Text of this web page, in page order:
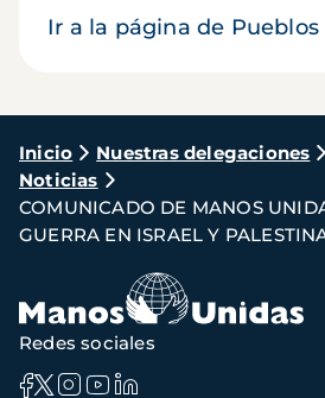
Ir a la página de
Ruta
de
navegación
Inicio Nuestras delegaciones
Noticias
COMUNICADO DE MANOS
GUERRA EN ISRAEL Y
Redes sociales